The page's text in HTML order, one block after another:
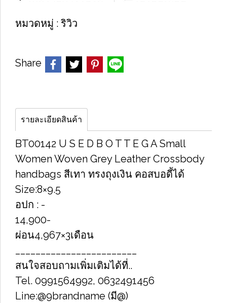
หมวดหมู่ : ริวิว
Share
รายละเอียดสินค้า
BT00142 U​ S​ E​ D B​ O​ T​ T​ E​ G​ A Small
Women Woven Grey Leather Crossbody
handbags สีเทา​ ทรงถุงเงิน​ คอสบอดี้ได้
Size​:8×9.5
อปก​ : -​
14,900-
ผ่อน4,967×3เดือน
สนใจสอบถามเพิ่มเติมได้ที่..
Tel. 0991564992, 0632491456
Line:@9brandname (มี@)